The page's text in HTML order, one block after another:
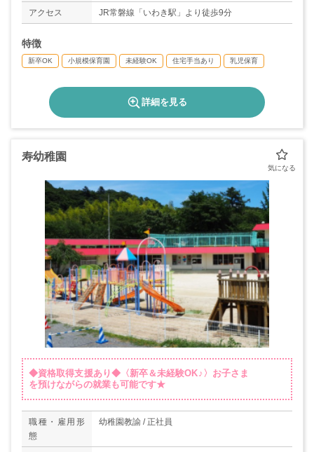
◇有給休暇（6ヶ月経過後10日）
◇年間休日105日
アクセス JR常磐線「いわき駅」より徒歩9分
特徴
新卒OK 小規模保育園 未経験OK 住宅手当あり 乳児保育
詳細を見る
寿幼稚園
◆資格取得支援あり◆〈新卒＆未経験OK♪〉お子さま
を預けながらの就業も可能です★
職種・雇用形
態
幼稚園教諭 / 正社員